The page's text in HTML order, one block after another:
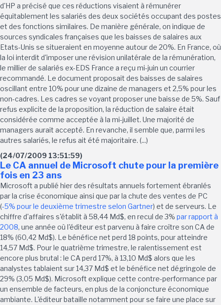
d'HP a précisé que ces réductions visaient à rémunérer
équitablement les salariés des deux sociétés occupant des postes
et des fonctions similaires. De manière générale, on indique de
sources syndicales françaises que les baisses de salaires aux
Etats-Unis se situeraient en moyenne autour de 20%. En France, où
la loi interdit d'imposer une révision unilatérale de la rémunération,
le millier de salariés ex-EDS France a reçu mi-juin un courrier
recommandé. Le document proposait des baisses de salaires
oscillant entre 10% pour une dizaine de managers et 2,5% pour les
non-cadres. Les cadres se voyant proposer une baisse de 5%. Sauf
refus explicite de la proposition, la réduction de salaire était
considérée comme acceptée à la mi-juillet. Une majorité de
managers aurait accepté. En revanche, il semble que, parmi les
autres salariés, le refus ait été majoritaire. (...)
(24/07/2009 13:51:59)
Le CA annuel de Microsoft chute pour la première
fois en 23 ans
Microsoft a publié hier des résultats annuels fortement ébranlés
par la crise économique ainsi que par la chute des ventes de PC
(-5% pour le deuxième trimestre selon Gartner) et de serveurs. Le
chiffre d'affaires s'établit à 58,44 Md$, en recul de 3% par rapport à
2008, une année où l'éditeur est parvenu à faire croître son CA de
18% (60,42 Md$). Le bénéfice net perd 18 points, pour atteindre
14,57 Md$. Pour le quatrième trimestre, le ralentissement est
encore plus brutal : le CA perd 17%, à 13,10 Md$ alors que les
analystes tablaient sur 14,37 Md$ et le bénéfice net dégringole de
29% (3,05 Md$). Microsoft explique cette contre-performance par
un ensemble de facteurs, en plus de la conjoncture économique
ambiante. L'éditeur bataille notamment pour se faire une place sur